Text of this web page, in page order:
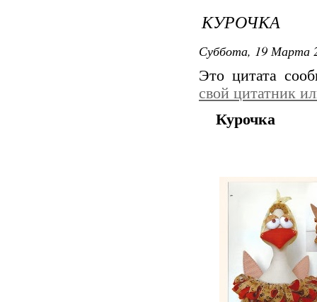
КУРОЧКА
Суббота, 19 Марта
Это цитата
свой цитатник
Курочка